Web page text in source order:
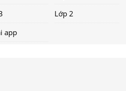
Lớp 2
app